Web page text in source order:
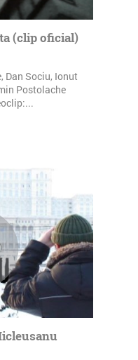
(clip oficial)
Dan Sociu, Ionut
Postolache